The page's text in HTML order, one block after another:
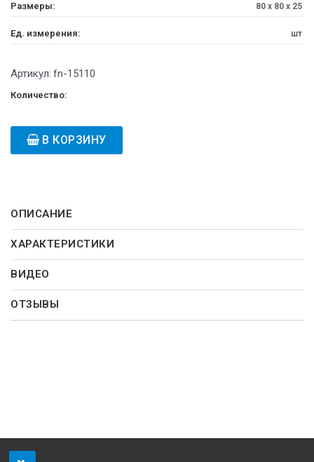
Размеры: 80 x 80 x 25
Ед. измерения: шт
Артикул: fn-15110
Количество:
В КОРЗИНУ
ОПИСАНИЕ
ХАРАКТЕРИСТИКИ
ВИДЕО
ОТЗЫВЫ